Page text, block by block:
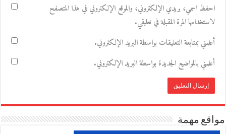
احفظ اسمي، بريدي الإلكتروني، والموقع الإلكتروني في هذا المتصفح
لاستخدامها المرة المقبلة في تعليقي.
أعلمني بمتابعة التعليقات بواسطة البريد الإلكتروني.
أعلمني بالمواضيع الجديدة بواسطة البريد الإلكتروني.
مواقع مهمة